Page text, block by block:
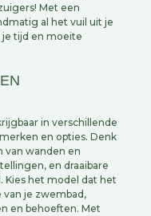
Met een
al het vuil uit je
tijd en moeite
in verschillende
en opties. Denk
van wanden en
en draaibare
Kies het model dat het
je zwembad,
en behoeften. Met